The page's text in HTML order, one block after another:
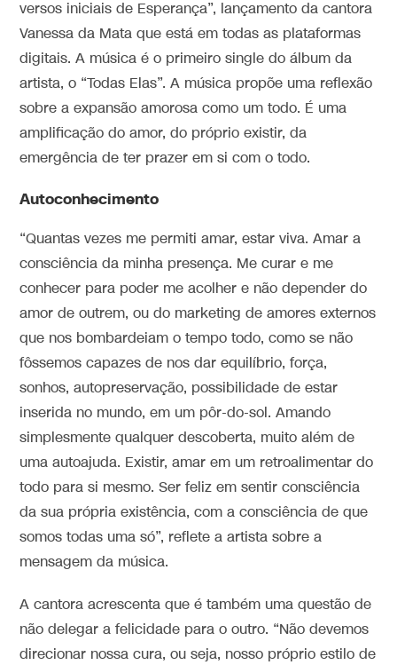
versos iniciais de Esperança”, lançamento da cantora
Vanessa da Mata que está em todas as plataformas
digitais. A música é o primeiro single do álbum da
artista, o “Todas Elas”. A música propõe uma reflexão
sobre a expansão amorosa como um todo. É uma
amplificação do amor, do próprio existir, da
emergência de ter prazer em si com o todo.
Autoconhecimento
“Quantas vezes me permiti amar, estar viva. Amar a
consciência da minha presença. Me curar e me
conhecer para poder me acolher e não depender do
amor de outrem, ou do marketing de amores externos
que nos bombardeiam o tempo todo, como se não
fôssemos capazes de nos dar equilíbrio, força,
sonhos, autopreservação, possibilidade de estar
inserida no mundo, em um pôr-do-sol. Amando
simplesmente qualquer descoberta, muito além de
uma autoajuda. Existir, amar em um retroalimentar do
todo para si mesmo. Ser feliz em sentir consciência
da sua própria existência, com a consciência de que
somos todas uma só”, reflete a artista sobre a
mensagem da música.
A cantora acrescenta que é também uma questão de
não delegar a felicidade para o outro. “Não devemos
direcionar nossa cura, ou seja, nosso próprio estilo de